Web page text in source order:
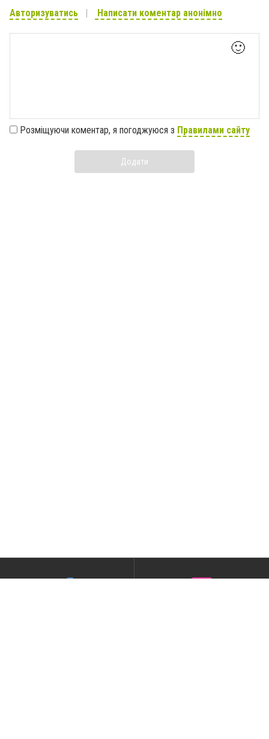
Авторизуватись Написати коментар анонімно
🙂
Розміщуючи коментар, я погоджуюся з Правилами сайту
Додати